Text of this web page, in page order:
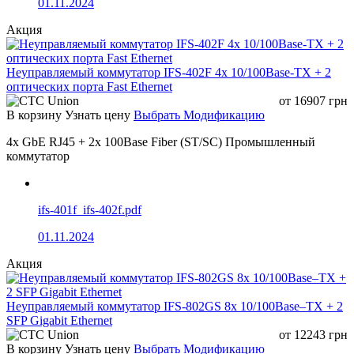
Serial Bus
Protection Switching, время восстановления не
более 20 миллисекунд
Поддержка защиты от импульсных перенапряжений
6 киловольт и защиты от электростатических
разрядов: 15 киловольт по воздуху, 8 киловольт при
контакте
Безвентиляторная конструкция IP40 для монтажа в
стойку
Рабочая температура: от минус 40 до плюс 80
градусов Цельсия
Интерфейс
16
8 4
Ethernet
16 портов 100/1000Base-X Small
factor Pluggable
8 портов COMBO Small Form-factor
Pluggable / Registered Jack 45
01.11.2024
Акция
Неуправляемый коммутатор IFS-402F 4x 10/100Base-TX + 2
оптических порта Fast Ethernet
от 16907 грн
В корзину Узнать цену Выбрать Модификацию
4x GbE RJ45 + 2x 100Base Fiber (ST/SC) Промышленный
коммутатор
ifs-401f_ifs-402f.pdf
01.11.2024
Акция
Неуправляемый коммутатор IFS-802GS 8x 10/100Base–TX + 2
SFP Gigabit Ethernet
от 12243 грн
В корзину Узнать цену Выбрать Модификацию